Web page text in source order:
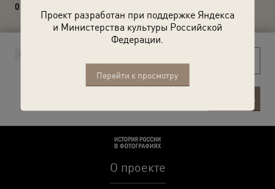
Проект разработан при поддержке Яндекса
и Министерства культуры Российской
Федерации.
Перейти к просмотру
0 комментариев
Отправить
О проекте